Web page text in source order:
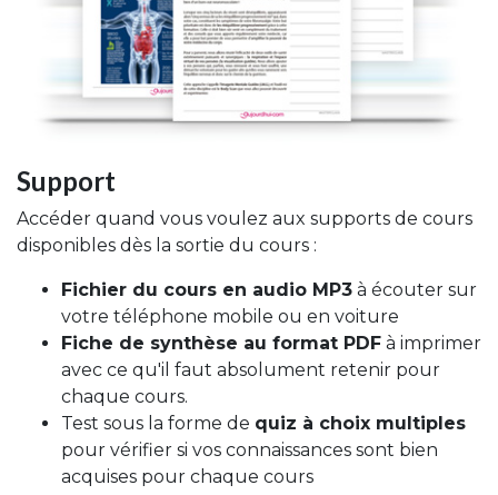
Support
Accéder quand vous voulez aux supports de cours
disponibles dès la sortie du cours :
Fichier du cours en audio MP3 à écouter sur
votre téléphone mobile ou en voiture
Fiche de synthèse au format PDF à imprimer
avec ce qu'il faut absolument retenir pour
chaque cours.
Test sous la forme de quiz à choix multiples
pour vérifier si vos connaissances sont bien
acquises pour chaque cours